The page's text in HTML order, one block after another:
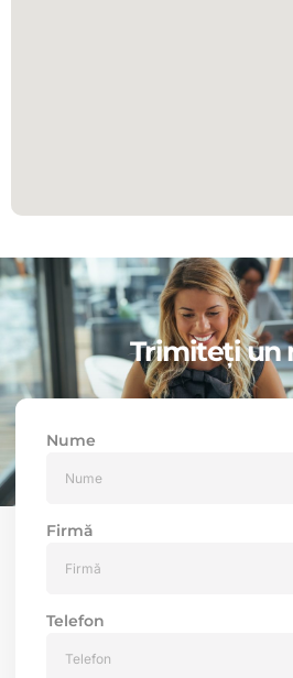
Trimiteți un
Nume
Firmă
Telefon